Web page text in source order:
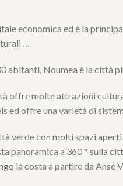
economica ed è la
…
abitanti, Noumea è la città
offre molte attrazioni
ed offre una varietà di
verde con molti spazi
panoramica a 360 ° sulla
la costa a partire da Anse